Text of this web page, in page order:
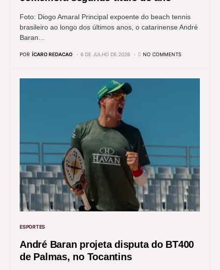
Foto: Diogo Amaral Principal expoente do beach tennis
brasileiro ao longo dos últimos anos, o catarinense André
Baran…
POR ÍCARO REDACAO 6 DE JULHO DE 2026 NO COMMENTS
ESPORTES
André Baran projeta disputa do BT400
de Palmas, no Tocantins